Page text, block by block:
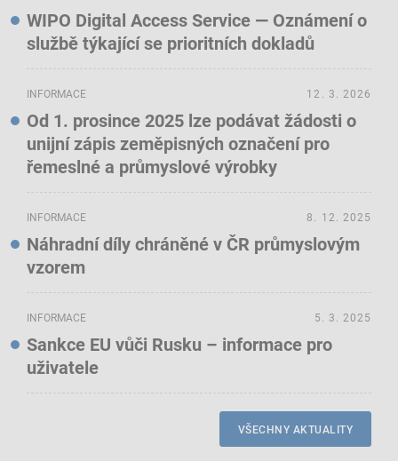
WIPO Digital Access Service — Oznámení o
službě týkající se prioritních dokladů
INFORMACE
Od 1. prosince 2025 lze podávat žádosti o
unijní zápis zeměpisných označení pro
řemeslné a průmyslové výrobky
12. 3. 2026
INFORMACE
Náhradní díly chráněné v ČR průmyslovým
vzorem
8. 12. 2025
INFORMACE
Sankce EU vůči Rusku – informace pro
uživatele
5. 3. 2025
VŠECHNY AKTUALITY